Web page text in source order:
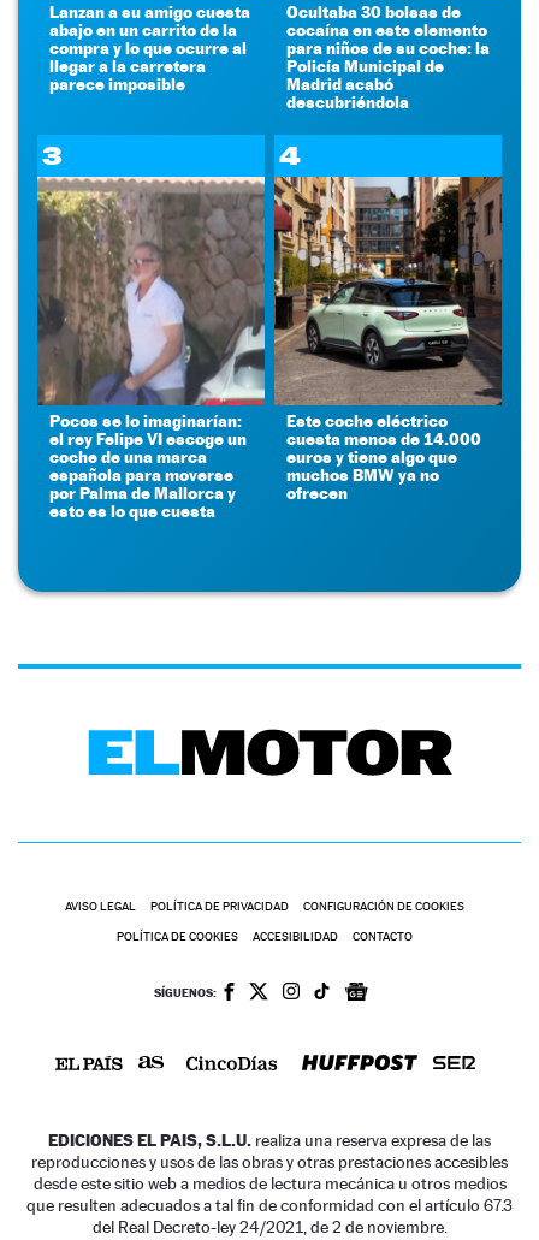
Lanzan a su amigo cuesta
abajo en un carrito de la
compra y lo que ocurre al
llegar a la carretera
parece imposible
Ocultaba 30 bolsas de
cocaína en este elemento
para niños de su coche: la
Policía Municipal de
Madrid acabó
descubriéndola
3
Pocos se lo imaginarían:
el rey Felipe VI escoge un
coche de una marca
española para moverse
por Palma de Mallorca y
esto es lo que cuesta
4
Este coche eléctrico
cuesta menos de 14.000
euros y tiene algo que
muchos BMW ya no
ofrecen
AVISO LEGAL POLÍTICA DE PRIVACIDAD CONFIGURACIÓN DE COOKIES
POLÍTICA DE COOKIES ACCESIBILIDAD CONTACTO
SÍGUENOS:
EDICIONES EL PAIS, S.L.U. realiza una reserva expresa de las
reproducciones y usos de las obras y otras prestaciones accesibles
desde este sitio web a medios de lectura mecánica u otros medios
que resulten adecuados a tal fin de conformidad con el artículo 67.3
del Real Decreto-ley 24/2021, de 2 de noviembre.